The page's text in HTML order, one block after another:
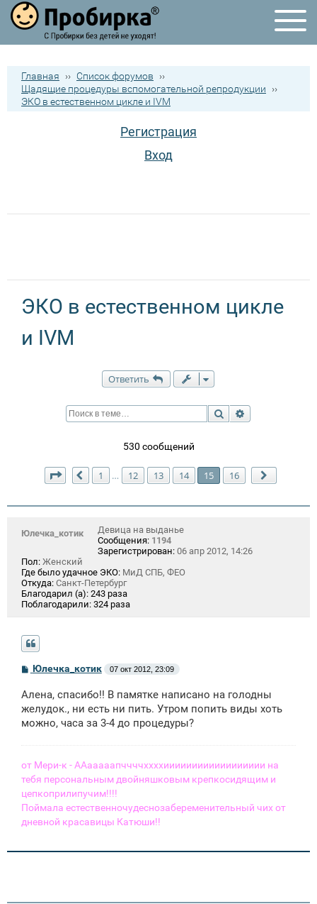
Главная ›› Список форумов
››
Щадящие процедуры вспомогательной репродукции
››
ЭКО в естественном цикле и IVM
Регистрация
Вход
ЭКО в естественном цикле
и IVM
Ответить
Поиск
530 сообщений
Страница 15 из16
Пред.
1 … 12 13 14 15 16
Юлечка_котик
Девица на выданье
Сообщения: 1194
Зарегистрирован: 06 апр 2012, 14:26
Пол: Женский
Где было удачное ЭКО: МиД СПБ, ФЕО
Откуда: Санкт-Петербург
Благодарил (а): 243 раза
Поблагодарили: 324 раза
С
б
щ
н
Юлечка_котик 07 окт 2012, 23:09
Алена, спасибо!! В памятке написано на голодны
желудок., ни есть ни пить. Утром попить виды хоть
можно, часа за 3-4 до процедуры?
от Мери-к - ААааааапччччххххииииииииииииииииии на
тебя персональным двойняшковым крепкосидящим и
цепкоприлипучим!!!!
Поймала естественночудеснозабеременительный чих от
дневной красавицы Катюши!!